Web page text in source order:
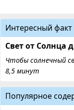
Интересный факт
Свет от Солнца
Чтобы солнечный
8,5 минут
Популярное